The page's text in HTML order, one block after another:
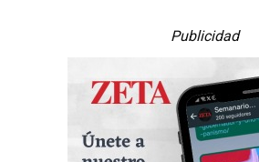
Publicidad